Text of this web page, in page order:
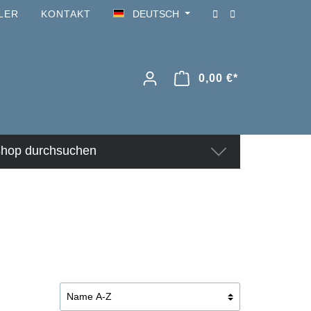
KONTAKT DEUTSCH
0,00 €*
durchsuchen